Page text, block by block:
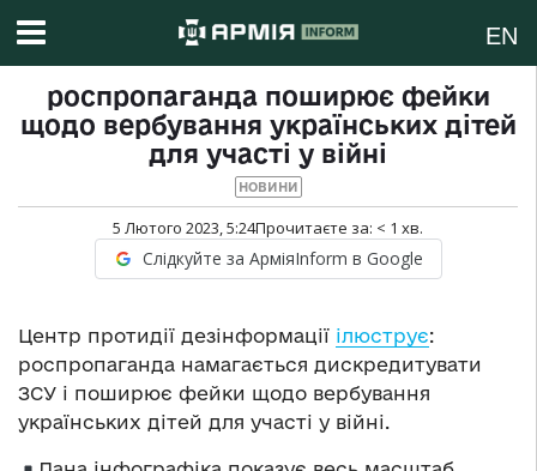
EN
роспропаганда поширює фейки
щодо вербування українських дітей
для участі у війні
НОВИНИ
5 Лютого 2023, 5:24Прочитаєте за: < 1 хв.
Слідкуйте за АрміяInform в Google
Центр протидії дезінформації ілюструє:
роспропаганда намагається дискредитувати
ЗСУ і поширює фейки щодо вербування
українських дітей для участі у війні.